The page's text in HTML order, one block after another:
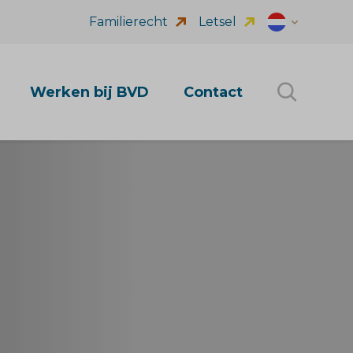
Werken bij BVD Contact
Familierecht Letsel Dutch